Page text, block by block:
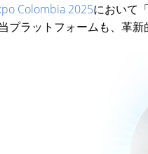
Colombia 2025において
プラットフォームも、革